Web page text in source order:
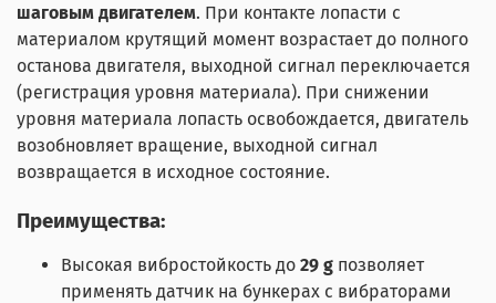
шаговым двигателем. При контакте лопасти с
материалом крутящий момент возрастает до полного
останова двигателя, выходной сигнал переключается
(регистрация уровня материала). При снижении
уровня материала лопасть освобождается, двигатель
возобновляет вращение, выходной сигнал
возвращается в исходное состояние.
Преимущества:
Высокая вибростойкость до 29 g позволяет
применять датчик на бункерах с вибраторами